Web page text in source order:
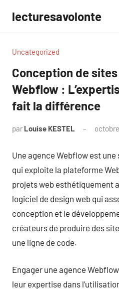
contenu
lecturesavolonte
Uncategorized
Conception de
Webflow :
fait la différence
par Louise KESTEL
Une agence Webflow est
qui exploite la plateforme
projets web esthétiquement
logiciel de design web qui
conception et le
créateurs de produire des
une ligne de code.
Engager une agence
leur expertise dans